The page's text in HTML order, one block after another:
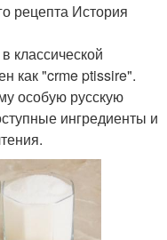
рецепта История
классической
как "crme ptissire".
особую русскую
ингредиенты и